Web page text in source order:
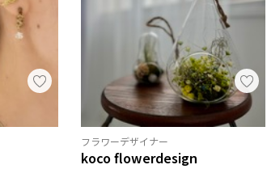
フラワーデザイナー
koco flowerdesign